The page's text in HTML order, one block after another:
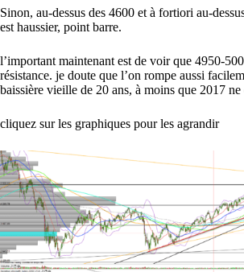
Sinon, au-dessus des 4600 et à fortiori au-
est haussier, point barre.
l’important maintenant est de voir que 4950-
résistance. je doute que l’on rompe aussi
baissière vieille de 20 ans, à moins que 2017
cliquez sur les graphiques pour les agrandir